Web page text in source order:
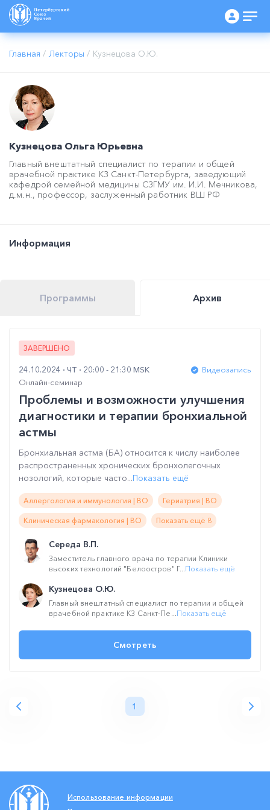
Главная / Лекторы / Кузнецова О.Ю.
Кузнецова Ольга Юрьевна
Главный внештатный специалист по терапии и общей
врачебной практике КЗ Санкт-Петербурга, заведующий
кафедрой семейной медицины СЗГМУ им. И.И. Мечникова,
д.м.н., профессор, заслуженный работник ВШ РФ
Информация
Программы Архив
ЗАВЕРШЕНО
24.10.2024 ЧТ 20:00 - 21:30 MSK
Видеозапись
Онлайн-семинар
Проблемы и возможности улучшения
диагностики и терапии бронхиальной
астмы
Бронхиальная астма (БА) относится к числу наиболее
распространенных хронических бронхолегочных
нозологий, которые часто...Показать ещё
Аллергология и иммунология | ВО Гериатрия | ВО
Клиническая фармакология | ВО Показать ещё 8
Середа В.П.
Заместитель главного врача по терапии Клиники
высоких технологий "Белоостров" Г...Показать ещё
Кузнецова О.Ю.
Главный внештатный специалист по терапии и общей
врачебной практике КЗ Санкт-Пе...Показать ещё
Смотреть
1
Использование информации